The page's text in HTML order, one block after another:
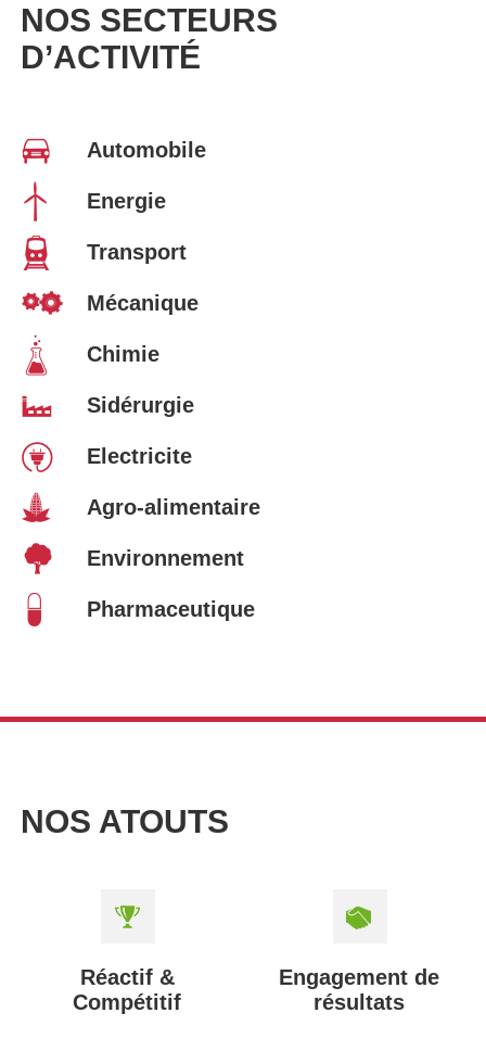
NOS SECTEURS
D’ACTIVITÉ
Automobile
Energie
Transport
Mécanique
Chimie
Sidérurgie
Electricite
Agro-alimentaire
Environnement
Pharmaceutique
NOS ATOUTS
Réactif &
Compétitif
Engagement de
résultats